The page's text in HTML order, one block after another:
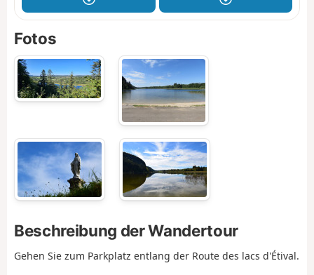
Fotos
Beschreibung der Wandertour
Gehen Sie zum Parkplatz entlang der Route des lacs d'Étival.